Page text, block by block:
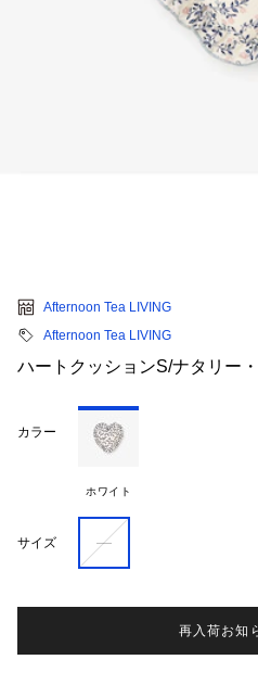
Afternoon Tea LIVING
Afternoon Tea LIVING
ハートクッションS/ナタリー
カラー
ホワイト
サイズ ―
再入荷お知